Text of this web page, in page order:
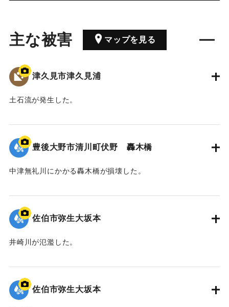
主な被害 マップを見る
津久見市津久見浦
土石流が発生した。
｜固有コード:01204098
豊後大野市清川町伏野 轟木橋
中津無礼川にかかる轟木橋が損壊した。
｜固有コード:01204097
佐伯市弥生大坂本
井崎川が氾濫した。
｜固有コード:01204096
佐伯市弥生大坂本